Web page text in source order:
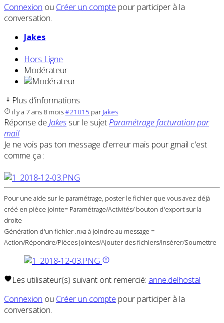
Connexion ou Créer un compte pour participer à la
conversation.
Jakes
Hors Ligne
Modérateur
Plus d'informations
il y a 7 ans 8 mois#21015 par Jakes
Réponse de Jakes sur le sujetParamétrage facturation par
mail
Je ne vois pas ton message d'erreur mais pour gmail c'est
comme ça :
Pour une aide sur le paramétrage, poster le fichier que vous avez déjà
créé en pièce jointe= Paramétrage/Activités/ bouton d'export sur la
droite
Génération d'un fichier .nxa à joindre au message =
Action/Répondre/Pièces jointes/Ajouter des fichiers/Insérer/Soumettre
Les utilisateur(s) suivant ont remercié: anne.delhostal
Connexion ou Créer un compte pour participer à la
conversation.